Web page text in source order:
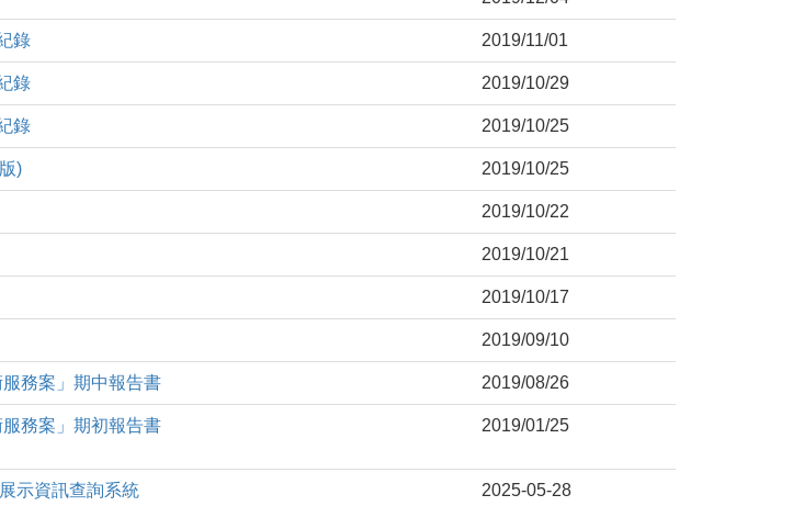
錄 2019/11/01
錄 2019/10/29
錄 2019/10/25
) 2019/10/25
2019/10/22
2019/10/21
2019/10/17
2019/09/10
務案」期中報告書 2019/08/26
務案」期初報告書 2019/01/25
示資訊查詢系統 2025-05-28